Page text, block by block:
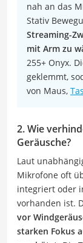
nah an das
Stativ
Streaming-
mit Arm zu
255+ Onyx.
geklemmt,
von Maus,
2. Wie
Geräusche?
Laut
Mikrofone oft
integriert oder
vorhanden ist.
vor
starken Fokus